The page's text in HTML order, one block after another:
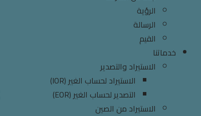
الرؤية
الرسالة
القيم
خدماتنا
الاستيراد والتصدير
الاستيراد لحساب الغير (IOR)
التصدير لحساب الغير (EOR)
الاستيراد من الصين